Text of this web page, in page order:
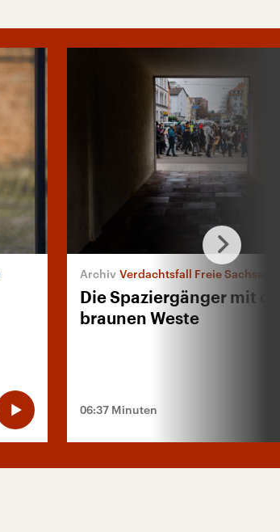
Verdachtsfall Freie Sachsen
Die Spaziergänger mit
braunen Weste
06:37 Minuten